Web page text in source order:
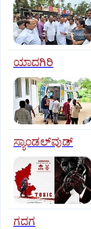
ಯಾದಗಿರಿ
ಸ್ಯಾಂಡಲ್‌ವುಡ್‌
ಗದಗ